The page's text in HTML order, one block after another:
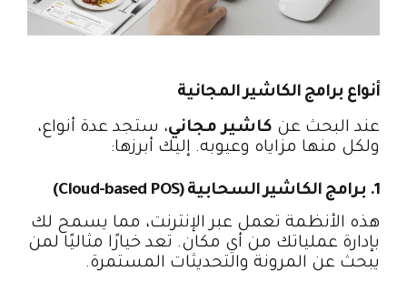
أنواع برامج الكاشير المجانية
عند البحث عن كاشير مجاني، ستجد عدة أنواع،
ولكل منها مزاياه وعيوبه. إليك أبرزها:
1. برامج الكاشير السحابية (Cloud-based POS)
هذه الأنظمة تعمل عبر الإنترنت، مما يسمح لك
بإدارة عملياتك من أي مكان. تعد خيارًا مثاليًا لمن
يبحث عن المرونة والتحديثات المستمرة.